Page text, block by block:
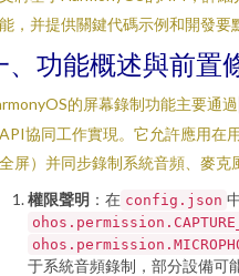
，并提供關鍵代碼示例和開發要
、功能概述與前置
的屏幕錄制功能主要通過
協同工作實現。它允許應用在
屏）并同步錄制系統音頻、麥克
權限聲明 ：在 config.json
于系統音頻錄制，部分設備可